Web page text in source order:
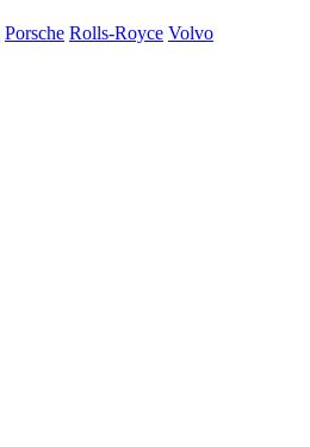
Porsche Rolls-Royce Volvo